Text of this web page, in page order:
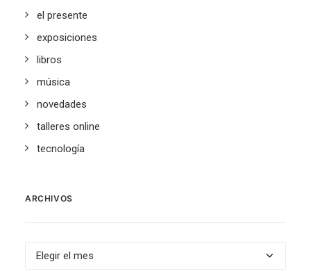
el presente
exposiciones
libros
música
novedades
talleres online
tecnología
ARCHIVOS
Archivos